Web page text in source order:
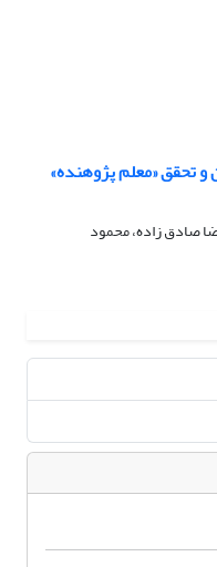
تحقق «معلم پژوهنده»
صادق زاده، محمود